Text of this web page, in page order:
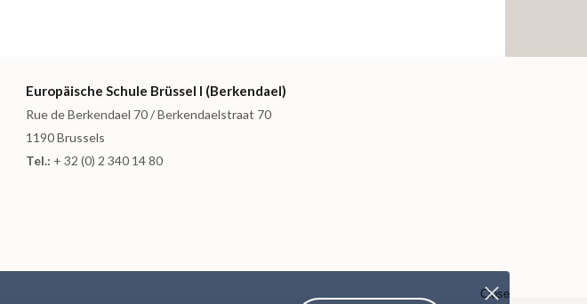
Europäische Schule Brüssel I (Berkendael)
Rue de Berkendael 70 / Berkendaelstraat 70
1190 Brussels
Tel.: + 32 (0) 2 340 14 80
Close